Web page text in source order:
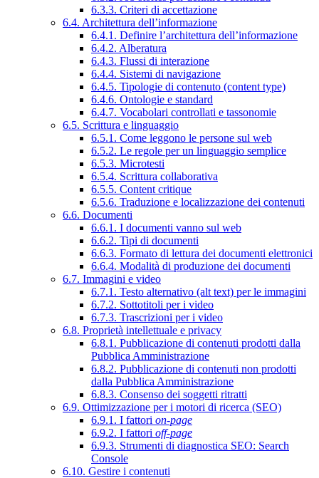
6.3.3. Criteri di accettazione
6.4. Architettura dell’informazione
6.4.1. Definire l’architettura dell’informazione
6.4.2. Alberatura
6.4.3. Flussi di interazione
6.4.4. Sistemi di navigazione
6.4.5. Tipologie di contenuto (content type)
6.4.6. Ontologie e standard
6.4.7. Vocabolari controllati e tassonomie
6.5. Scrittura e linguaggio
6.5.1. Come leggono le persone sul web
6.5.2. Le regole per un linguaggio semplice
6.5.3. Microtesti
6.5.4. Scrittura collaborativa
6.5.5. Content critique
6.5.6. Traduzione e localizzazione dei contenuti
6.6. Documenti
6.6.1. I documenti vanno sul web
6.6.2. Tipi di documenti
6.6.3. Formato di lettura dei documenti elettronici
6.6.4. Modalità di produzione dei documenti
6.7. Immagini e video
6.7.1. Testo alternativo (alt text) per le immagini
6.7.2. Sottotitoli per i video
6.7.3. Trascrizioni per i video
6.8. Proprietà intellettuale e privacy
6.8.1. Pubblicazione di contenuti prodotti dalla
Pubblica Amministrazione
6.8.2. Pubblicazione di contenuti non prodotti
dalla Pubblica Amministrazione
6.8.3. Consenso dei soggetti ritratti
6.9. Ottimizzazione per i motori di ricerca (SEO)
6.9.1. I fattori on-page
6.9.2. I fattori off-page
6.9.3. Strumenti di diagnostica SEO: Search
Console
6.10. Gestire i contenuti